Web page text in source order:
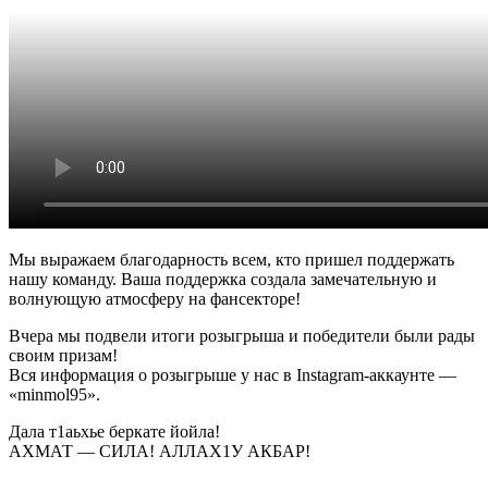
Мы выражаем благодарность всем, кто пришел поддержать
нашу команду. Ваша поддержка создала замечательную и
волнующую атмосферу на фансекторе!
Вчера мы подвели итоги розыгрыша и победители были рады
своим призам!
Вся информация о розыгрыше у нас в Instagram-аккаунте —
«minmol95».
Дала т1аьхье беркате йойла!
АХМАТ — СИЛА! АЛЛАХ1У АКБАР!